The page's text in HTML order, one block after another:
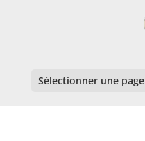
Sélectionner une page